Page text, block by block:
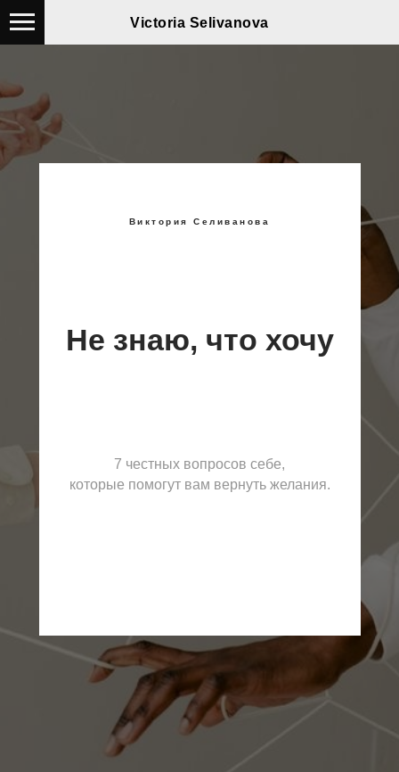
Victoria Selivanova
Виктория Селиванова
Не знаю, что хочу
7 честных вопросов себе,
которые помогут вам вернуть желания.